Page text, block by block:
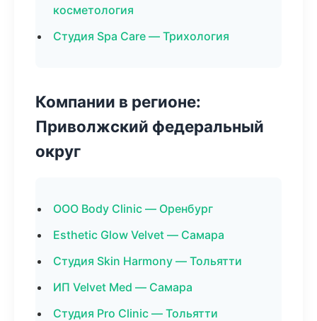
косметология
Студия Spa Care — Трихология
Компании в регионе:
Приволжский федеральный
округ
ООО Body Clinic — Оренбург
Esthetic Glow Velvet — Самара
Студия Skin Harmony — Тольятти
ИП Velvet Med — Самара
Студия Pro Clinic — Тольятти